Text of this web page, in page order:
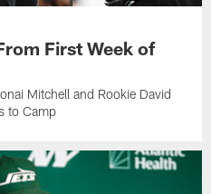
First Week of
Mitchell and Rookie David
to Camp